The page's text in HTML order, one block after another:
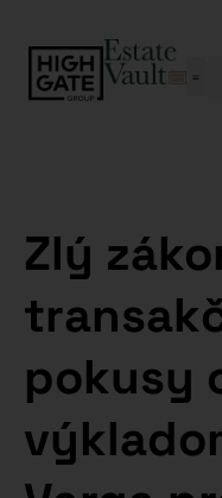
Zlý
pokusy